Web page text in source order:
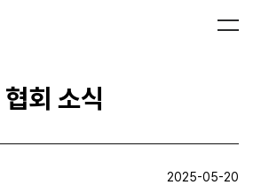
협회 소식
2025-05-20